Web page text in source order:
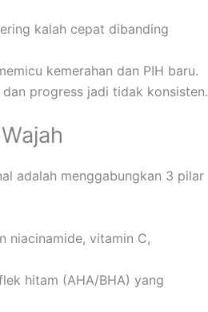
kalah cepat dibanding
kemerahan dan PIH baru.
progress jadi tidak konsisten.
adalah menggabungkan 3 pilar
niacinamide, vitamin C,
hitam (AHA/BHA) yang